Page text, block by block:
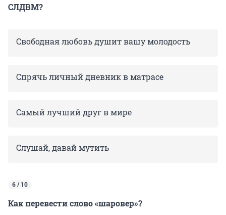
СЛДВМ?
Свободная любовь душит вашу молодость
Спрячь личный дневник в матрасе
Самый лучший друг в мире
Слушай, давай мутить
6 / 10
Как перевести слово «шаровер»?